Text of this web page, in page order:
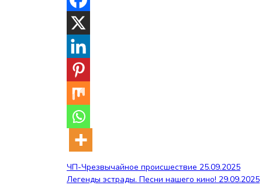
Навигация
ЧП-Чрезвычайное происшествие 25.09.2025
Легенды эстрады. Песни нашего кино! 29.09.2025